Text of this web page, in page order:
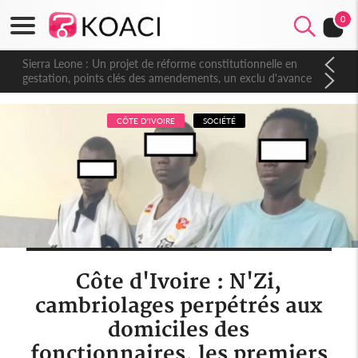
0
Sierra Leone : Un projet de réforme constitutionnelle en
gestation, points clés des amendements, un exclu d'avance
CÔTE D'IVOIRE SOCIÉTÉ
Côte d'Ivoire : N'Zi,
cambriolages perpétrés aux
domiciles des